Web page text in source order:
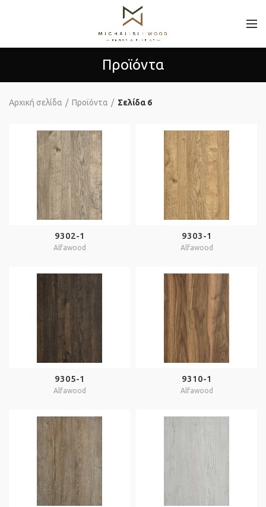
Προϊόντα
Αρχική σελίδα Προϊόντα Σελίδα 6
9302-1
Alfawood
9303-1
Alfawood
9305-1
Alfawood
9310-1
Alfawood